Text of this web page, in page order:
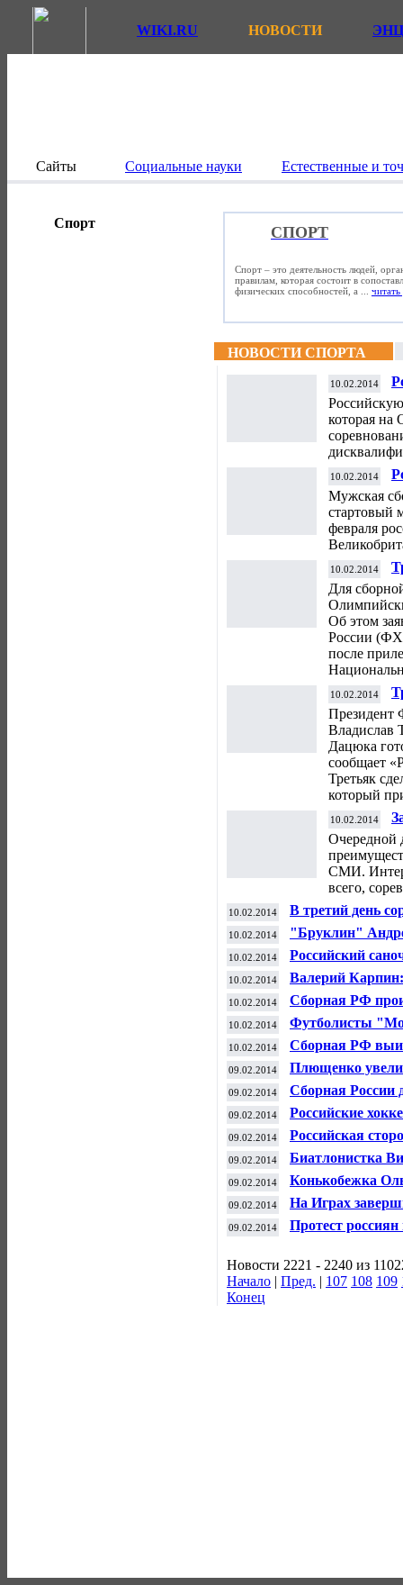
WIKI.RU НОВОСТИ
Сайты Социальные науки Естественные и
Спорт
СПОРТ
Спорт – это деятельность людей,
правилам, которая состоит в
физических способностей, а ... читать
НОВОСТИ СПОРТА
10.02.2014
которая на
10.02.2014
Мужская
стартовый
февраля
10.02.2014
Для
Об этом
России
после
10.02.2014
Президент
Владислав
Дацюка
сообщает
Третьяк
который
10.02.2014
Очередной
СМИ.
всего,
10.02.2014
В третий день
разыграно пять
10.02.2014
"Бруклин"
матче
10.02.2014
Российский
серебряную
10.02.2014
Валерий Карпин:
молодыми
10.02.2014
Сборная РФ
Европы по
10.02.2014
Футболисты
матче
10.02.2014
Сборная РФ
двукратным
09.02.2014
Плющенко
командном
09.02.2014
Сборная России
фигуристов на
09.02.2014 Российские
09.02.2014
Российская
решение по
09.02.2014
Биатлонистка
медаль в Сочи,
09.02.2014
Конькобежка
Олимпиады
09.02.2014
На Играх
слоуп-стайлу
09.02.2014
Протест россиян
Новости 2221 - 2240 из
Начало | Пред. | 107 108 109
Конец